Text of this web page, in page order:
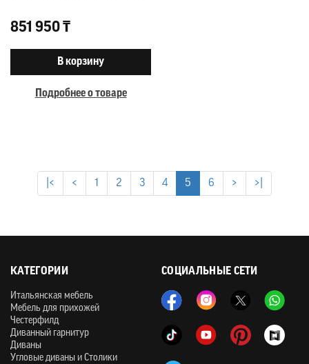
851 950 ₸
В корзину
Подробнее о товаре
|< < 1 2 3 4 5 6 > >|
СОЦИАЛЬНЫЕ СЕТИ
КАТЕГОРИИ
Итальянская мебель
Мебель для прихожей
Честерфилд
Диванный гарнитур
Диваны
Угловые диваны и Столики